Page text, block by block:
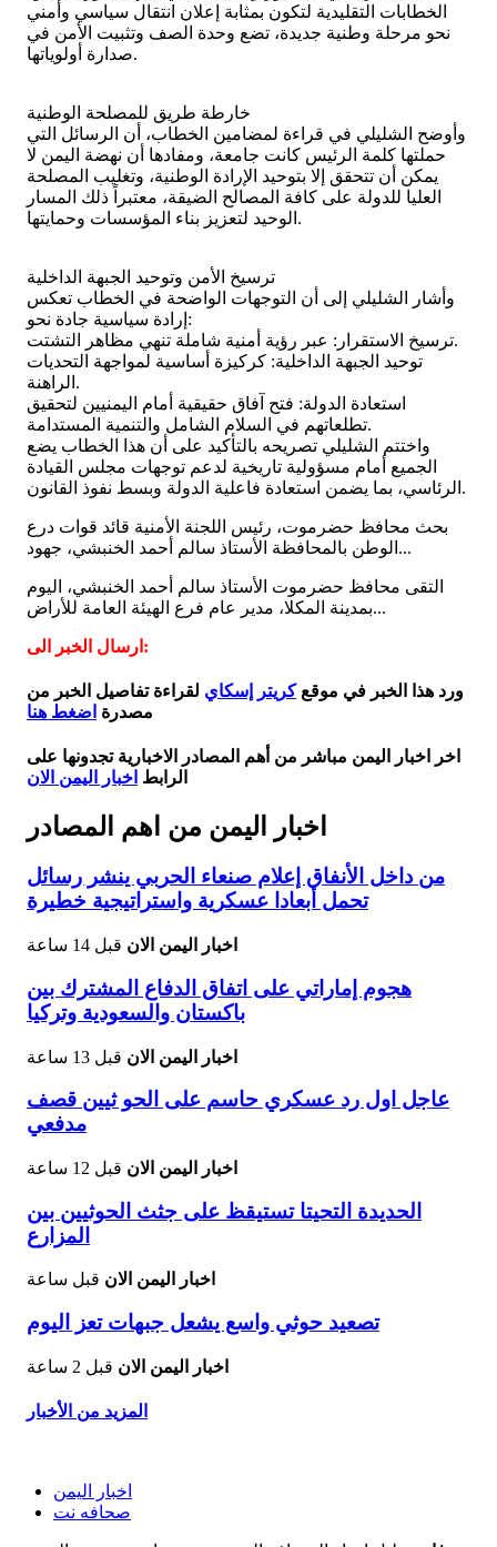
الخطابات التقليدية لتكون بمثابة إعلان انتقال سياسي وأمني
نحو مرحلة وطنية جديدة، تضع وحدة الصف وتثبيت الأمن في
صدارة أولوياتها.
​خارطة طريق للمصلحة الوطنية
​وأوضح الشليلي في قراءة لمضامين الخطاب، أن الرسائل التي
حملتها كلمة الرئيس كانت جامعة، ومفادها أن نهضة اليمن لا
يمكن أن تتحقق إلا بتوحيد الإرادة الوطنية، وتغليب المصلحة
العليا للدولة على كافة المصالح الضيقة، معتبراً ذلك المسار
الوحيد لتعزيز بناء المؤسسات وحمايتها.
​ترسيخ الأمن وتوحيد الجبهة الداخلية
​وأشار الشليلي إلى أن التوجهات الواضحة في الخطاب تعكس
إرادة سياسية جادة نحو:
​ترسيخ الاستقرار: عبر رؤية أمنية شاملة تنهي مظاهر التشتت.
​توحيد الجبهة الداخلية: كركيزة أساسية لمواجهة التحديات
الراهنة.
​استعادة الدولة: فتح آفاق حقيقية أمام اليمنيين لتحقيق
تطلعاتهم في السلام الشامل والتنمية المستدامة.
​واختتم الشليلي تصريحه بالتأكيد على أن هذا الخطاب يضع
الجميع أمام مسؤولية تاريخية لدعم توجهات مجلس القيادة
الرئاسي، بما يضمن استعادة فاعلية الدولة وبسط نفوذ القانون.
بحث محافظ حضرموت، رئيس اللجنة الأمنية قائد قوات درع
الوطن بالمحافظة الأستاذ سالم أحمد الخنبشي، جهود...
التقى محافظ حضرموت الأستاذ سالم أحمد الخنبشي، اليوم
بمدينة المكلا، مدير عام فرع الهيئة العامة للأراض...
ارسال الخبر الى:
ورد هذا الخبر في موقعكريتر إسكاي لقراءة تفاصيل الخبر من
مصدرة اضغط هنا
اخر اخبار اليمن مباشر من أهم المصادر الاخبارية تجدونها على
الرابط اخبار اليمن الان
اخبار اليمن من اهم المصادر
من داخل الأنفاق إعلام صنعاء الحربي ينشر رسائل
تحمل أبعادا عسكرية واستراتيجية خطيرة
اخبار اليمن الان قبل 14 ساعة
هجوم إماراتي على اتفاق الدفاع المشترك بين
باكستان والسعودية وتركيا
اخبار اليمن الان قبل 13 ساعة
عاجل اول رد عسكري حاسم على الحو ثيين قصف
مدفعي
اخبار اليمن الان قبل 12 ساعة
الحديدة التحيتا تستيقظ على جثث الحوثيين بين
المزارع
اخبار اليمن الان قبل ساعة
تصعيد حوثي واسع يشعل جبهات تعز اليوم
اخبار اليمن الان قبل 2 ساعة
المزيد من الأخبار
اخبار اليمن
صحافه نت